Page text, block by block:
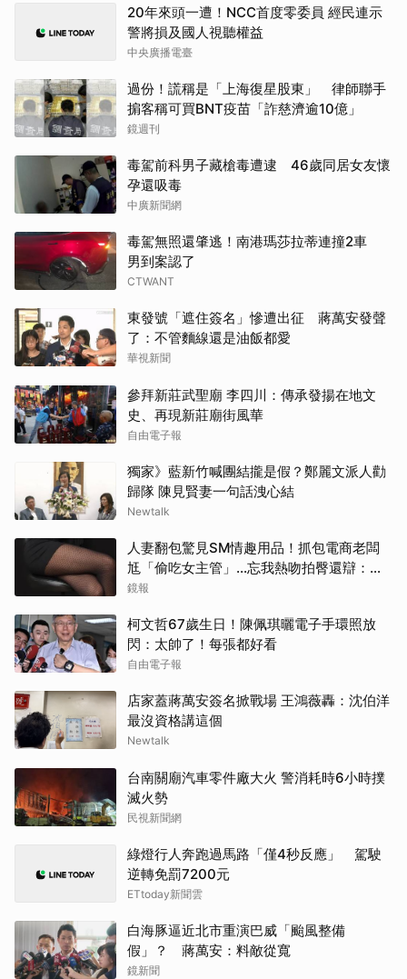
20年來頭一遭！NCC首度零委員 經民連示
警將損及國人視聽權益
中央廣播電臺
過份！謊稱是「上海復星股東」 律師聯手
掮客稱可買BNT疫苗「詐慈濟逾10億」
鏡週刊
毒駕前科男子藏槍毒遭逮 46歲同居女友懷
孕還吸毒
中廣新聞網
毒駕無照還肇逃！南港瑪莎拉蒂連撞2車
男到案認了
CTWANT
東發號「遮住簽名」慘遭出征 蔣萬安發聲
了：不管麵線還是油飯都愛
華視新聞
參拜新莊武聖廟 李四川：傳承發揚在地文
史、再現新莊廟街風華
自由電子報
獨家》藍新竹喊團結攏是假？鄭麗文派人勸
歸隊 陳見賢妻一句話洩心結
Newtalk
人妻翻包驚見SM情趣用品！抓包電商老闆
尪「偷吃女主管」…忘我熱吻拍臀還辯：只
是朋友
鏡報
柯文哲67歲生日！陳佩琪曬電子手環照放
閃：太帥了！每張都好看
自由電子報
店家蓋蔣萬安簽名掀戰場 王鴻薇轟：沈伯洋
最沒資格講這個
Newtalk
台南關廟汽車零件廠大火 警消耗時6小時撲
滅火勢
民視新聞網
綠燈行人奔跑過馬路「僅4秒反應」 駕駛
逆轉免罰7200元
ETtoday新聞雲
白海豚逼近北市重演巴威「颱風整備
假」？ 蔣萬安：料敵從寬
鏡新聞